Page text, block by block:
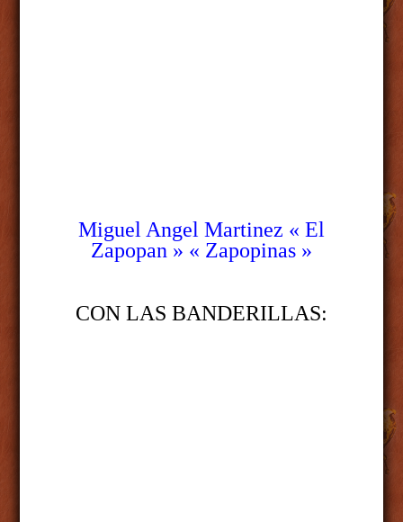
Miguel Angel Martinez « El
Zapopan » « Zapopinas »
CON LAS BANDERILLAS: